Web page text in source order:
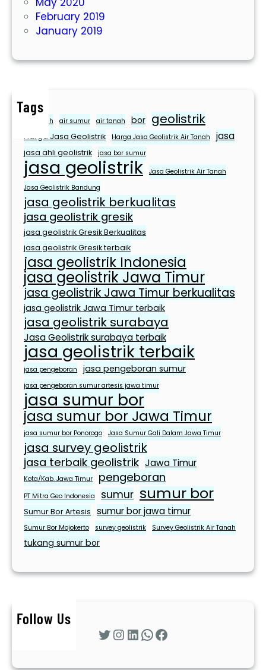
k
February 2019
January 2019
Tags
air bersih air sumur air tanah bor geolistrik
Harga Jasa Geolistrik Harga Jasa Geolistrik Air Tanah jasa
jasa ahli geolistrik jasa bor sumur
jasa geolistrik
Jasa Geolistrik Air Tanah
Jasa Geolistrik Bandung
jasa geolistrik berkualitas
jasa geolistrik gresik
jasa geolistrik Gresik Berkualitas
jasa geolistrik Gresik terbaik
jasa geolistrik Indonesia
jasa geolistrik Jawa Timur
jasa geolistrik Jawa Timur berkualitas
jasa geolistrik Jawa Timur terbaik
jasa geolistrik surabaya
Jasa Geolistrik surabaya terbaik
jasa geolistrik terbaik
jasa pengeboran jasa pengeboran sumur
jasa pengeboran sumur artesis jawa timur
jasa sumur bor
jasa sumur bor Jawa Timur
jasa sumur bor Ponorogo Jasa Sumur Gali Dalam Jawa Timur
jasa survey geolistrik
jasa terbaik geolistrik Jawa Timur
Kota/Kab. Jawa Timur pengeboran
PT Mitra Geo Indonesia sumur sumur bor
Sumur Bor Artesis sumur bor jawa timur
Sumur Bor Mojokerto survey geolistrik Survey Geolistrik Air Tanah
tukang sumur bor
Follow Us
Twitter InstagramLinkedIn WhatsApp Facebook